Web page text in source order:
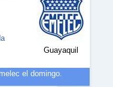
Guayaquil
el domingo.